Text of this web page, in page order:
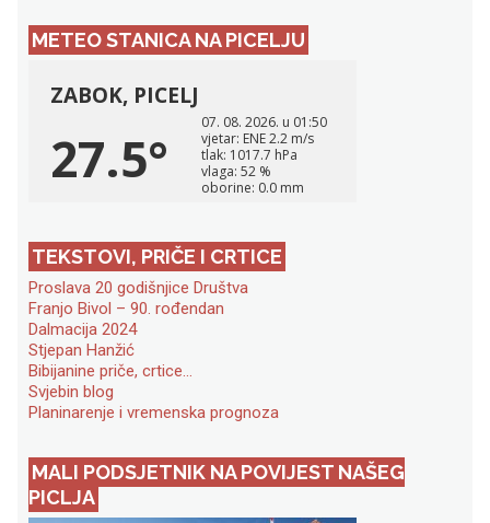
METEO STANICA NA PICELJU
TEKSTOVI, PRIČE I CRTICE
Proslava 20 godišnjice Društva
Franjo Bivol – 90. rođendan
Dalmacija 2024
Stjepan Hanžić
Bibijanine priče, crtice…
Svjebin blog
Planinarenje i vremenska prognoza
MALI PODSJETNIK NA POVIJEST NAŠEG
PICLJA